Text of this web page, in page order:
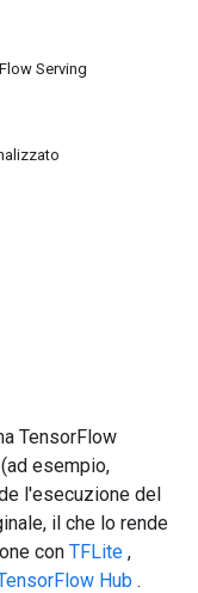
Serving
TensorFlow
esempio,
l'esecuzione del
il che lo rende
con TFLite ,
Hub .